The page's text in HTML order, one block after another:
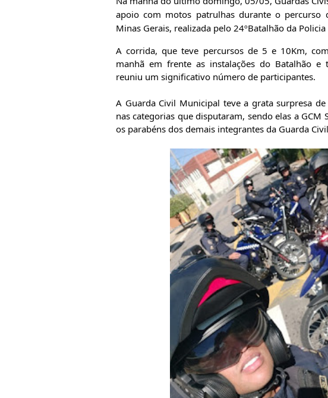
apoio com motos patrulhas durante o percurso
Minas Gerais, realizada pelo 24ºBatalhão da
A corrida, que teve percursos de 5 e 10Km,
manhã em frente as instalações do Batalhão
reuniu um significativo número de participantes.
A Guarda Civil Municipal teve a grata surpresa
nas categorias que disputaram, sendo elas a GCM
os parabéns dos demais integrantes da Guarda